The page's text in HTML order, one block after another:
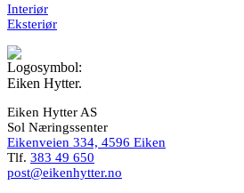
Interiør
Eksteriør
Eiken Hytter AS
Sol Næringssenter
Eikenveien 334, 4596 Eiken
Tlf. 383 49 650
post@eikenhytter.no